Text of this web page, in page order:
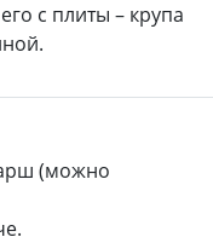
с плиты – крупа
(можно